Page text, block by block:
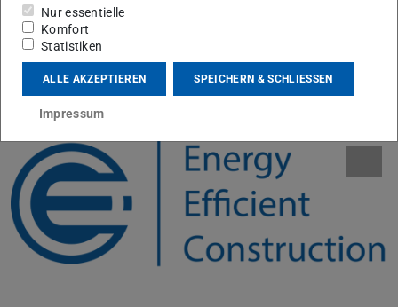
+49 6151 16-23067
L5|06 462
Franziska-Braun-Straße 3
64287Darmstadt
Nur essentielle
Komfort
Statistiken
ALLE AKZEPTIEREN SPEICHERN & SCHLIESSEN
Impressum